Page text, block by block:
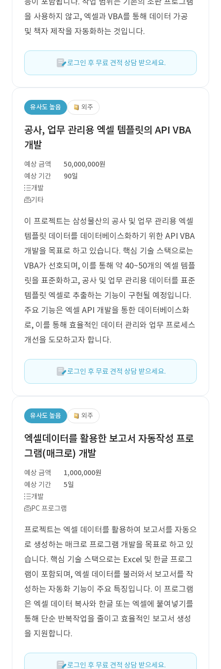
을 사용하지 않고, 엑셀과 VBA를 통해 데이터 가공
및 책자 제작을 자동화하는 것입니다.
로그인 후 무료 견적 상담 받으세요.
유사도 높음 외주
공사, 업무 관리용 엑셀 템플릿의 API VBA
개발
예상 금액
50,000,000원
예상 기간
90일
개발
기타
이 프로젝트는 삼성물산의 공사 및 업무 관리용 엑셀
템플릿 데이터를 데이터베이스화하기 위한 API VBA
개발을 목표로 하고 있습니다. 핵심 기술 스택으로는
VBA가 선호되며, 이를 통해 약 40~50개의 엑셀 템플
릿을 표준화하고, 공사 및 업무 관리용 데이터를 표준
템플릿 엑셀로 추출하는 기능이 구현될 예정입니다.
주요 기능은 엑셀 API 개발을 통한 데이터베이스화
로, 이를 통해 효율적인 데이터 관리와 업무 프로세스
개선을 도모하고자 합니다.
로그인 후 무료 견적 상담 받으세요.
유사도 높음 외주
엑셀데이터를 활용한 보고서 자동작성 프로
그램(매크로) 개발
예상 금액
1,000,000원
예상 기간
5일
개발
PC 프로그램
프로젝트는 엑셀 데이터를 활용하여 보고서를 자동으
로 생성하는 매크로 프로그램 개발을 목표로 하고 있
습니다. 핵심 기술 스택으로는 Excel 및 한글 프로그
램이 포함되며, 엑셀 데이터를 불러와서 보고서를 작
성하는 자동화 기능이 주요 특징입니다. 이 프로그램
은 엑셀 데이터 복사와 한글 또는 엑셀에 붙여넣기를
통해 단순 반복작업을 줄이고 효율적인 보고서 생성
을 지원합니다.
로그인 후 무료 견적 상담 받으세요.